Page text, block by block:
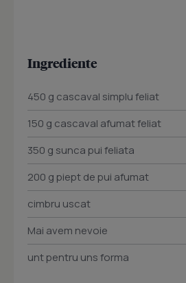
Ingrediente
450 g cascaval simplu feliat
150 g cascaval afumat feliat
350 g sunca pui feliata
200 g piept de pui afumat
cimbru uscat
Mai avem nevoie
unt pentru uns forma